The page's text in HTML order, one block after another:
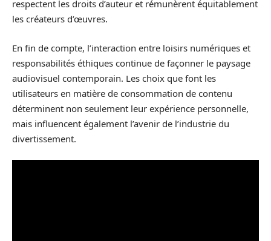
respectent les droits d’auteur et rémunèrent équitablement
les créateurs d’œuvres.
En fin de compte, l’interaction entre loisirs numériques et
responsabilités éthiques continue de façonner le paysage
audiovisuel contemporain. Les choix que font les
utilisateurs en matière de consommation de contenu
déterminent non seulement leur expérience personnelle,
mais influencent également l’avenir de l’industrie du
divertissement.